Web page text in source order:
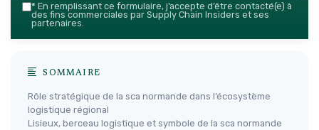
* En remplissant ce formulaire, j’accepte d’être contacté(e) à
des fins commerciales par Supply Chain Insiders et ses
partenaires.
SOMMAIRE
Rôle stratégique de la sca normande dans l’écosystème
logistique régional
Lisieux, berceau logistique et symbole de la sca normande